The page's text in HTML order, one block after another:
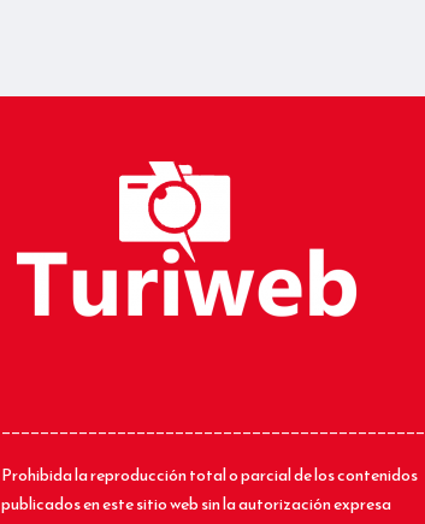
____________________________________________
Prohibida la reproducción total o parcial de los contenidos
publicados en este sitio web sin la autorización expresa